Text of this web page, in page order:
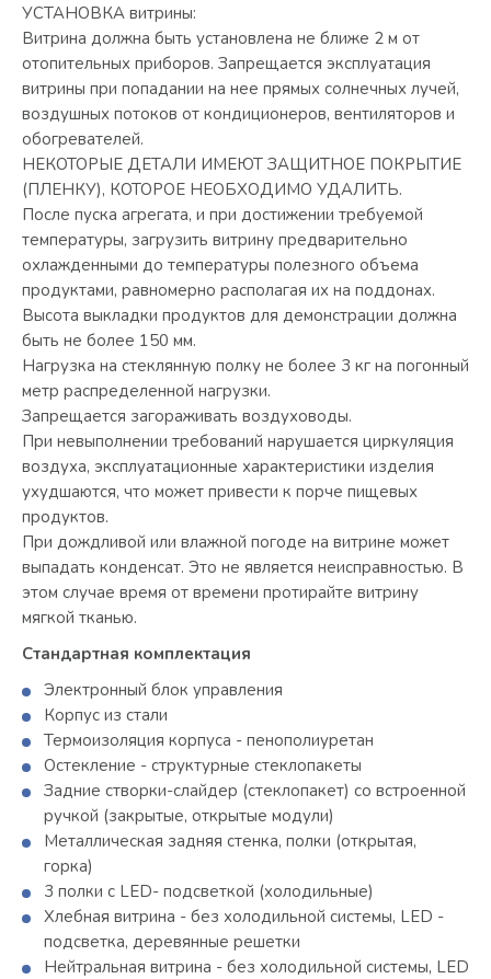
УСТАНОВКА витрины:
Витрина должна быть установлена не ближе 2 м от
отопительных приборов. Запрещается эксплуатация
витрины при попадании на нее прямых солнечных лучей,
воздушных потоков от кондиционеров, вентиляторов и
обогревателей.
НЕКОТОРЫЕ ДЕТАЛИ ИМЕЮТ ЗАЩИТНОЕ ПОКРЫТИЕ
(ПЛЕНКУ), КОТОРОЕ НЕОБХОДИМО УДАЛИТЬ.
После пуска агрегата, и при достижении требуемой
температуры, загрузить витрину предварительно
охлажденными до температуры полезного объема
продуктами, равномерно располагая их на поддонах.
Высота выкладки продуктов для демонстрации должна
быть не более 150 мм.
Нагрузка на стеклянную полку не более 3 кг на погонный
метр распределенной нагрузки.
Запрещается загораживать воздуховоды.
При невыполнении требований нарушается циркуляция
воздуха, эксплуатационные характеристики изделия
ухудшаются, что может привести к порче пищевых
продуктов.
При дождливой или влажной погоде на витрине может
выпадать конденсат. Это не является неисправностью. В
этом случае время от времени протирайте витрину
мягкой тканью.
Стандартная комплектация
Электронный блок управления
Корпус из стали
Термоизоляция корпуса - пенополиуретан
Остекление - структурные стеклопакеты
Задние створки-слайдер (стеклопакет) со встроенной
ручкой (закрытые, открытые модули)
Металлическая задняя стенка, полки (открытая,
горка)
3 полки с LED- подсветкой (холодильные)
Хлебная витрина - без холодильной системы, LED -
подсветка, деревянные решетки
Нейтральная витрина - без холодильной системы, LED